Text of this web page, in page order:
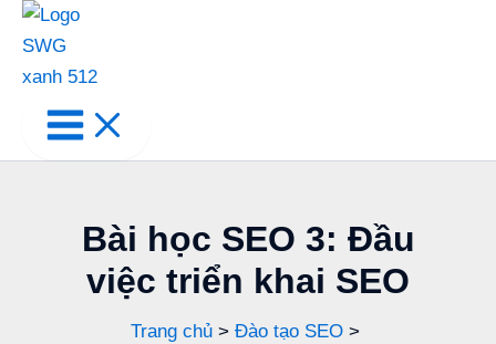
Bài học SEO 3: Đầu
việc triển khai SEO
Trang chủ
Đào tạo SEO